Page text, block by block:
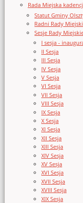
Rada Miejska
Statut Gminy
Radni Rady
Sesje Rady
I sesja -
II Sesja
III Sesja
IV Sesja
V Sesja
VI Sesja
VII Sesja
VIII Sesja
IX Sesja
X Sesja
XI Sesja
XII Sesja
XIII Sesja
XIV Sesja
XV Sesja
XVI Sesja
XVII Sesja
XVIII Sesja
XIX Sesja